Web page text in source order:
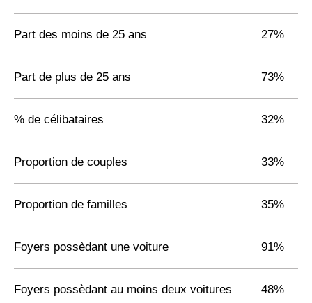
Part des moins de 25 ans 27%
Part de plus de 25 ans 73%
% de célibataires 32%
Proportion de couples 33%
Proportion de familles 35%
Foyers possèdant une voiture 91%
Foyers possèdant au moins deux voitures 48%